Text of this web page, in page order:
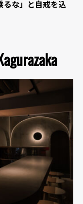
るな」と自戒を込